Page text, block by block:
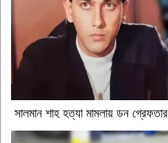
সালমান শাহ হত্যা মামলায় ডন গ্রেফতার